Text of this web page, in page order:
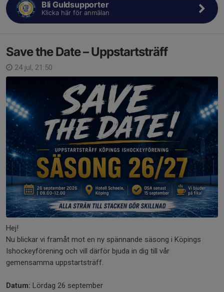
Bli Guldsupporter
Klicka här för anmälan
Save the Date – Uppstartsträff
24 jul, 21:50
Hej!
Nu blickar vi framåt mot en ny spännande säsong i Köpings
Ishockeyförening och vill därför bjuda in dig till vår
gemensamma uppstartsträff.
Datum: Lördag 26 september